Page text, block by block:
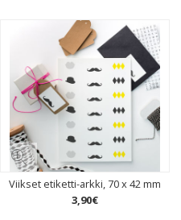
Viikset etiketti-arkki, 70 x 42 mm
3,90€